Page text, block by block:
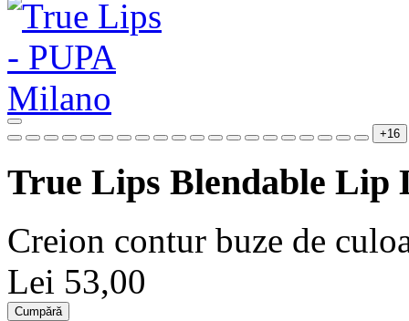
+16
True Lips Blendable Lip
Creion contur buze de
Lei 53,00
Cumpără